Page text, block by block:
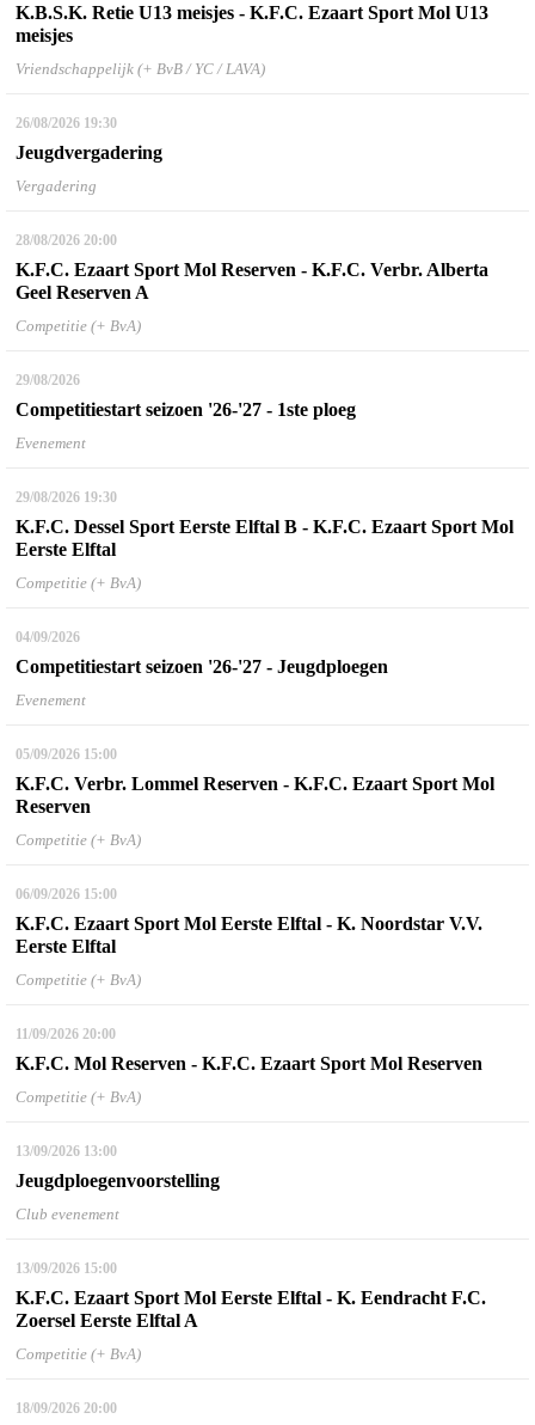
K.B.S.K. Retie U13 meisjes - K.F.C. Ezaart Sport Mol U13
meisjes
Vriendschappelijk (+ BvB / YC / LAVA)
26/08/2026 19:30
Jeugdvergadering
Vergadering
28/08/2026 20:00
K.F.C. Ezaart Sport Mol Reserven - K.F.C. Verbr. Alberta
Geel Reserven A
Competitie (+ BvA)
29/08/2026
Competitiestart seizoen '26-'27 - 1ste ploeg
Evenement
29/08/2026 19:30
K.F.C. Dessel Sport Eerste Elftal B - K.F.C. Ezaart Sport Mol
Eerste Elftal
Competitie (+ BvA)
04/09/2026
Competitiestart seizoen '26-'27 - Jeugdploegen
Evenement
05/09/2026 15:00
K.F.C. Verbr. Lommel Reserven - K.F.C. Ezaart Sport Mol
Reserven
Competitie (+ BvA)
06/09/2026 15:00
K.F.C. Ezaart Sport Mol Eerste Elftal - K. Noordstar V.V.
Eerste Elftal
Competitie (+ BvA)
11/09/2026 20:00
K.F.C. Mol Reserven - K.F.C. Ezaart Sport Mol Reserven
Competitie (+ BvA)
13/09/2026 13:00
Jeugdploegenvoorstelling
Club evenement
13/09/2026 15:00
K.F.C. Ezaart Sport Mol Eerste Elftal - K. Eendracht F.C.
Zoersel Eerste Elftal A
Competitie (+ BvA)
18/09/2026 20:00